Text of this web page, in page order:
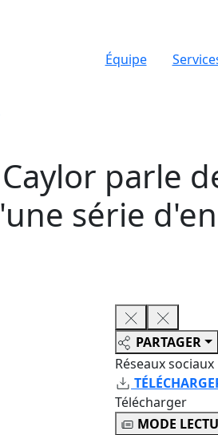
Équipe
parle
série
PARTAGER
Réseaux sociaux
Télécharger
MODE